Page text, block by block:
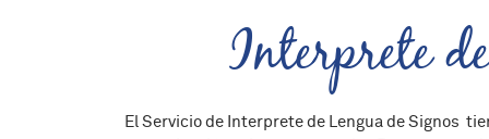
Interprete
El Servicio de Interprete de Lengua de Signos